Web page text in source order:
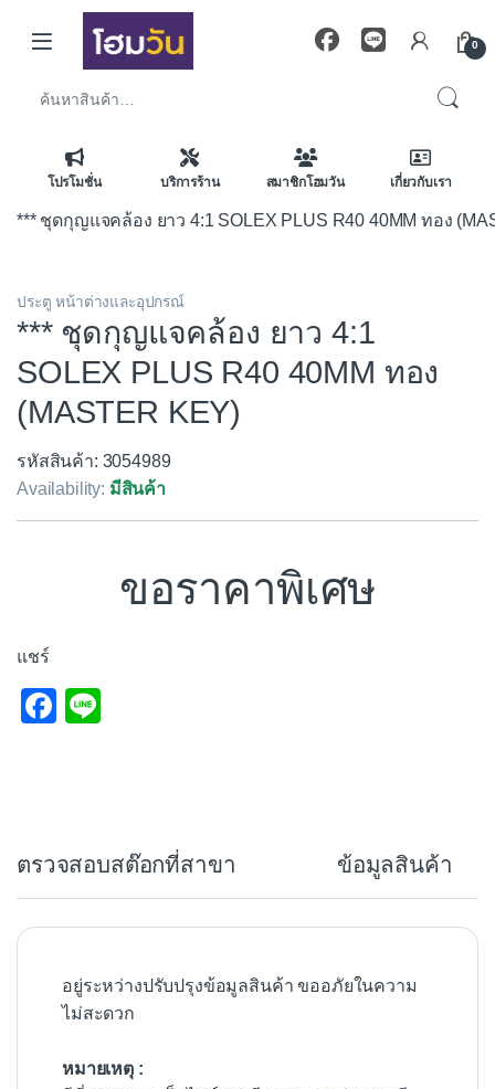
Skip to navigation
Skip to content
0
โปรโมชั่น บริการร้าน สมาชิกโฮมวัน เกี่ยวกับเรา
*** ชุดกุญแจคล้อง ยาว 4:1 SOLEX PLUS R40 40MM ทอง
ประตู หน้าต่างและอุปกรณ์
*** ชุดกุญแจคล้อง ยาว 4:1
SOLEX PLUS R40 40MM ทอง
(MASTER KEY)
รหัสสินค้า: 3054989
Availability: มีสินค้า
ขอราคาพิเศษ
แชร์
F
o
o
ตรวจสอบสต๊อกที่สาขา ข้อมูลสินค้า
อยู่ระหว่างปรับปรุงข้อมูลสินค้า ขออภัยในความ
ไม่สะดวก
หมายเหตุ :